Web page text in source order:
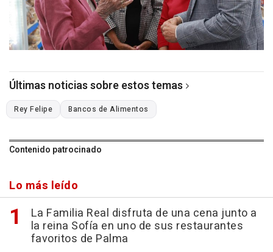
Últimas noticias sobre estos temas
Rey Felipe Bancos de Alimentos
Contenido patrocinado
Lo más leído
La Familia Real disfruta de una cena junto a
la reina Sofía en uno de sus restaurantes
favoritos de Palma